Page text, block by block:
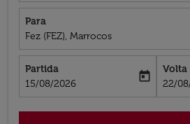
Para
Fez (FEZ), Marrocos
Partida
fc-booking-departure-date-aria-label
15/08/2026
today
Volta
fc-
22/